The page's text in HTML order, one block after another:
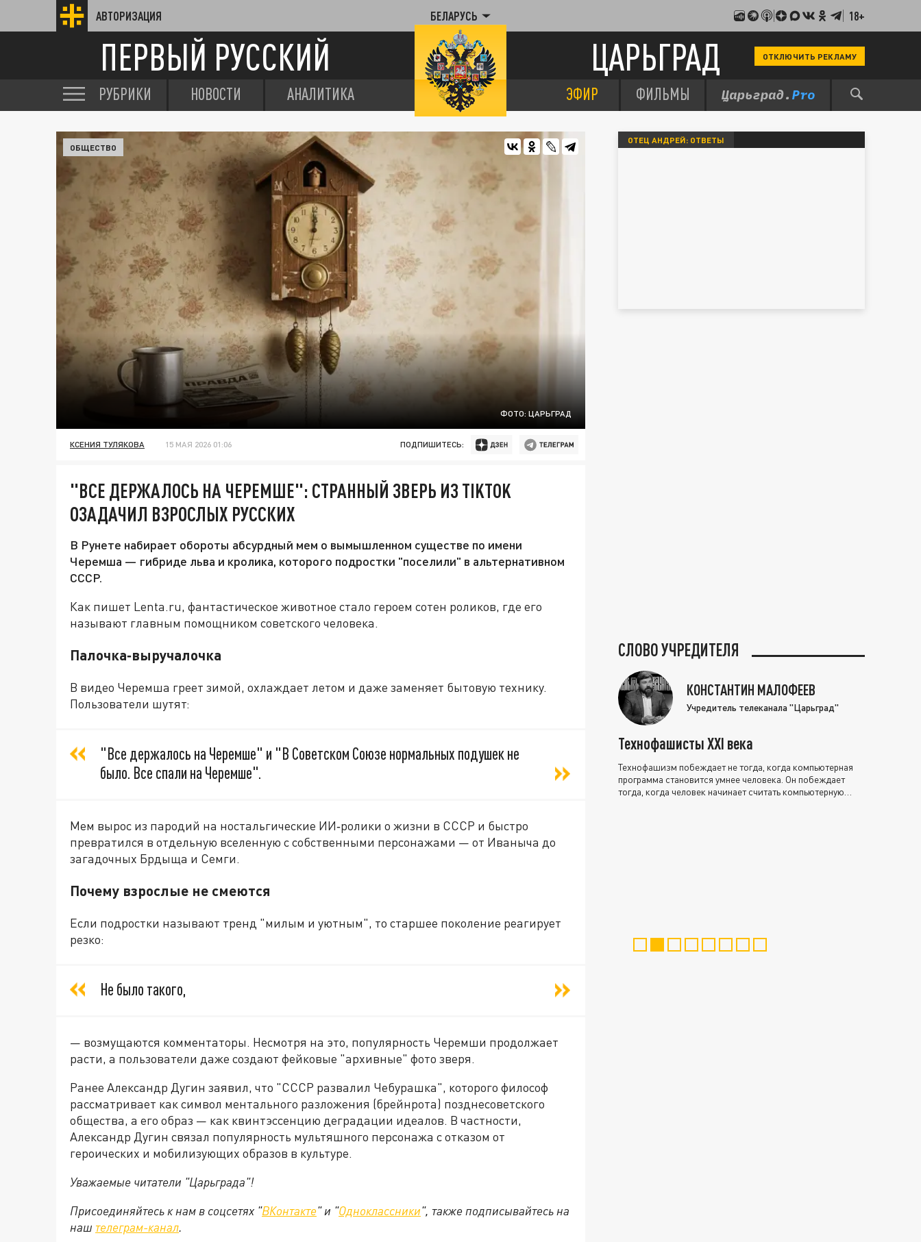
АВТОРИЗАЦИЯ БЕЛАРУСЬ 18+
ПЕРВЫЙ РУССКИЙ ЦАРЬГРАД ОТКЛЮЧИТЬ РЕКЛАМУ
РУБРИКИ НОВОСТИ АНАЛИТИКА ЭФИР ФИЛЬМЫ
ФОТО: ЦАРЬГРАД
ОБЩЕСТВО
КСЕНИЯ ТУЛЯКОВА 15 МАЯ 2026 01:06 ПОДПИШИТЕСЬ:
"ВСЕ ДЕРЖАЛОСЬ НА ЧЕРЕМШЕ": СТРАННЫЙ ЗВЕРЬ ИЗ TIKTOK
ОЗАДАЧИЛ ВЗРОСЛЫХ РУССКИХ
В Рунете набирает обороты абсурдный мем о вымышленном существе по имени
Черемша — гибриде льва и кролика, которого подростки "поселили" в альтернативном
СССР.
Как пишет Lenta.ru, фантастическое животное стало героем сотен роликов, где его
называют главным помощником советского человека.
Палочка‑выручалочка
В видео Черемша греет зимой, охлаждает летом и даже заменяет бытовую технику.
Пользователи шутят:
"Все держалось на Черемше" и "В Советском Союзе нормальных подушек не
было. Все спали на Черемше".
Мем вырос из пародий на ностальгические ИИ‑ролики о жизни в СССР и быстро
превратился в отдельную вселенную с собственными персонажами — от Иваныча до
загадочных Брдыща и Семги.
Почему взрослые не смеются
Если подростки называют тренд "милым и уютным", то старшее поколение реагирует
резко:
Не было такого,
— возмущаются комментаторы. Несмотря на это, популярность Черемши продолжает
расти, а пользователи даже создают фейковые "архивные" фото зверя.
Ранее Александр Дугин заявил, что "СССР развалил Чебурашка", которого философ
рассматривает как символ ментального разложения (брейнрота) позднесоветского
общества, а его образ — как квинтэссенцию деградации идеалов. В частности,
Александр Дугин связал популярность мультяшного персонажа с отказом от
героических и мобилизующих образов в культуре.
Уважаемые читатели "Царьграда"!
Присоединяйтесь к нам в соцсетях "ВКонтакте" и "Одноклассники", также подписывайтесь на
наш телеграм-канал.
ОТЕЦ АНДРЕЙ: ОТВЕТЫ
СЛОВО УЧРЕДИТЕЛЯ
КОНСТАНТИН МАЛОФЕЕВ
Учредитель телеканала "Царьград"
Технофашисты XXI века
Технофашизм побеждает не тогда, когда компьютерная
программа становится умнее человека. Он побеждает
тогда, когда человек начинает считать компьютерную